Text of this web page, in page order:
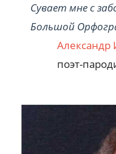
Сувает мне с
Большой
Александр
поэт-